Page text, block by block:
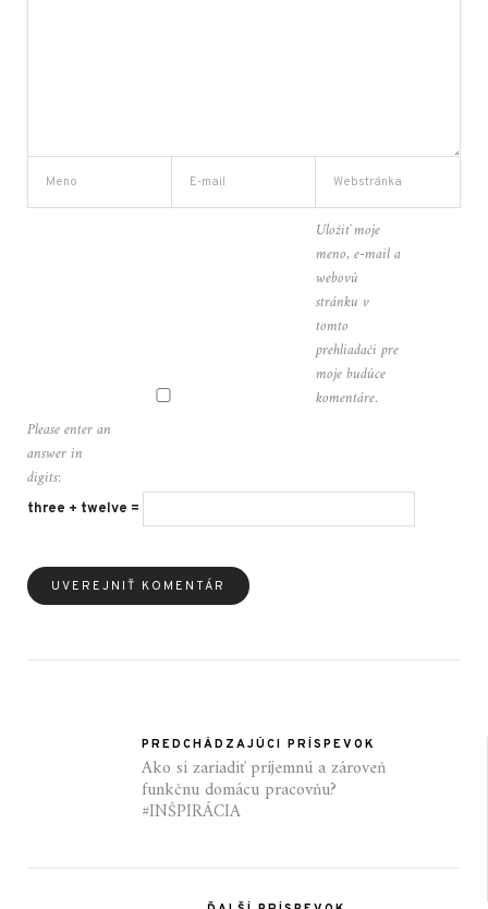
Uložiť moje
meno, e-mail a
webovú
stránku v
tomto
prehliadači pre
moje budúce
komentáre.
Please enter an
answer in
digits:
three + twelve =
PREDCHÁDZAJÚCI PRÍSPEVOK
Ako si zariadiť príjemnú a zároveň
funkčnu domácu pracovňu?
#INŠPIRÁCIA